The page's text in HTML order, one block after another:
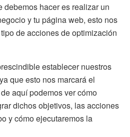
debemos hacer es realizar un
y tu página web, esto nos
de acciones de optimización
establecer nuestros
que esto nos marcará el
aquí podemos ver cómo
dichos objetivos, las acciones
y cómo ejecutaremos la